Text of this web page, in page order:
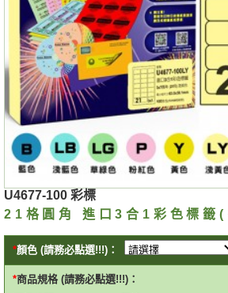
U4677-100 彩標
21格圓角 進口3合1彩色標籤(
顏色 (請務必點選!!!)：
商品規格 (請務必點選!!!)：